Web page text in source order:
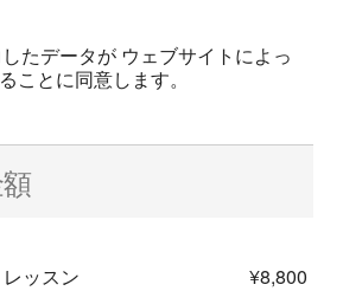
たデータが ウェブサイトによっ
ことに同意します。
ッスン ¥8,800